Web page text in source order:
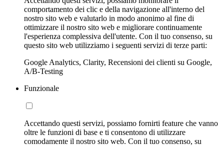
comportamento dei clic e della navigazione all'interno del
nostro sito web e valutarlo in modo anonimo al fine di
ottimizzare il nostro sito web e migliorare continuamente
l'esperienza complessiva dell'utente. Con il tuo consenso, su
questo sito web utilizziamo i seguenti servizi di terze parti:
Google Analytics, Clarity, Recensioni dei clienti su Google,
A/B-Testing
Funzionale
Accettando questi servizi, possiamo fornirti feature che vanno
oltre le funzioni di base e ti consentono di utilizzare
comodamente il nostro sito web. Con il tuo consenso, su